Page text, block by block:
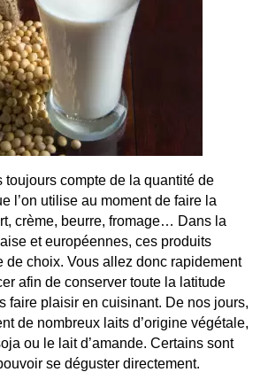
toujours compte de la quantité de
l’on utilise au moment de faire la
crème, beurre, fromage… Dans la
et européennes, ces produits
de choix. Vous allez donc rapidement
afin de conserver toute la latitude
faire plaisir en cuisinant. De nos jours,
de nombreux laits d’origine végétale,
ou le lait d’amande. Certains sont
se déguster directement.